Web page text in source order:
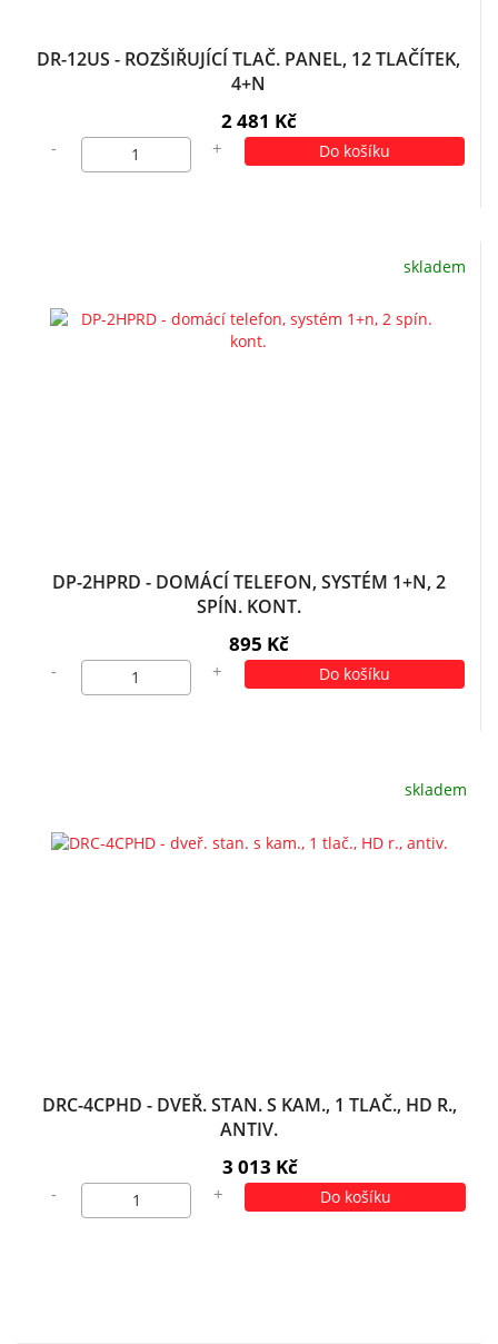
DR-12US - ROZŠIŘUJÍCÍ TLAČ. PANEL, 12 TLAČÍTEK,
4+N
2 481 Kč
- + Do košíku
skladem
DP-2HPRD - DOMÁCÍ TELEFON, SYSTÉM 1+N, 2
SPÍN. KONT.
895 Kč
- + Do košíku
skladem
DRC-4CPHD - DVEŘ. STAN. S KAM., 1 TLAČ., HD R.,
ANTIV.
3 013 Kč
- + Do košíku